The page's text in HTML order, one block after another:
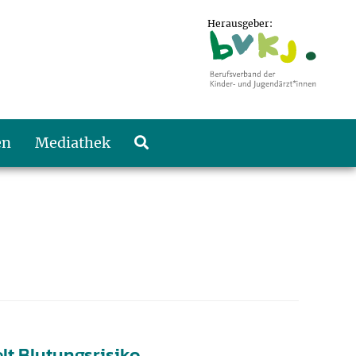
Herausgeber:
Mediathek